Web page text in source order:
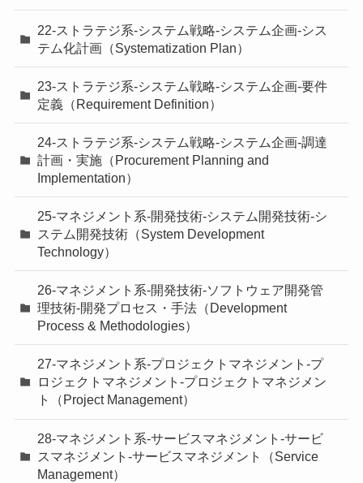
22-ストラテジ系-システム戦略-システム企画-シス
テム化計画（Systematization Plan）
23-ストラテジ系-システム戦略-システム企画-要件
定義（Requirement Definition）
24-ストラテジ系-システム戦略-システム企画-調達
計画・実施（Procurement Planning and
Implementation）
25-マネジメント系-開発技術-システム開発技術-シ
ステム開発技術（System Development
Technology）
26-マネジメント系-開発技術-ソフトウェア開発管
理技術-開発プロセス・手法（Development
Process & Methodologies）
27-マネジメント系-プロジェクトマネジメント-プ
ロジェクトマネジメント-プロジェクトマネジメン
ト（Project Management）
28-マネジメント系-サービスマネジメント-サービ
スマネジメント-サービスマネジメント（Service
Management）